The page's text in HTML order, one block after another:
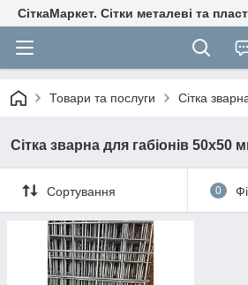
СіткаМаркет. Cітки металеві та
Товари та послуги Сітка
Сітка зварна для габіонів 50х50
Сортування 0